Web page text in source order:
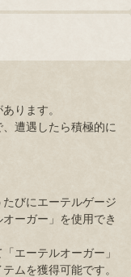
ります。
遭遇したら積極的に
びにエーテルゲージ
ーガー」を使用でき
エーテルオーガー」
ムを獲得可能です。